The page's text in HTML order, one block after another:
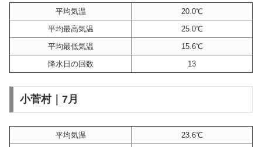
平均気温
20.0℃
平均最高気温
25.0℃
平均最低気温
15.6℃
降水日の回数
13
小菅村｜7月
平均気温
23.6℃